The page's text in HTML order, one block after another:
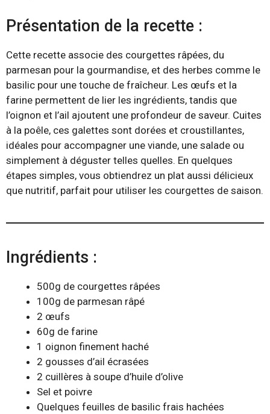
Présentation de la recette :
Cette recette associe des courgettes râpées, du
parmesan pour la gourmandise, et des herbes comme le
basilic pour une touche de fraîcheur. Les œufs et la
farine permettent de lier les ingrédients, tandis que
l’oignon et l’ail ajoutent une profondeur de saveur. Cuites
à la poêle, ces galettes sont dorées et croustillantes,
idéales pour accompagner une viande, une salade ou
simplement à déguster telles quelles. En quelques
étapes simples, vous obtiendrez un plat aussi délicieux
que nutritif, parfait pour utiliser les courgettes de saison.
Ingrédients :
500g de courgettes râpées
100g de parmesan râpé
2 œufs
60g de farine
1 oignon finement haché
2 gousses d’ail écrasées
2 cuillères à soupe d’huile d’olive
Sel et poivre
Quelques feuilles de basilic frais hachées